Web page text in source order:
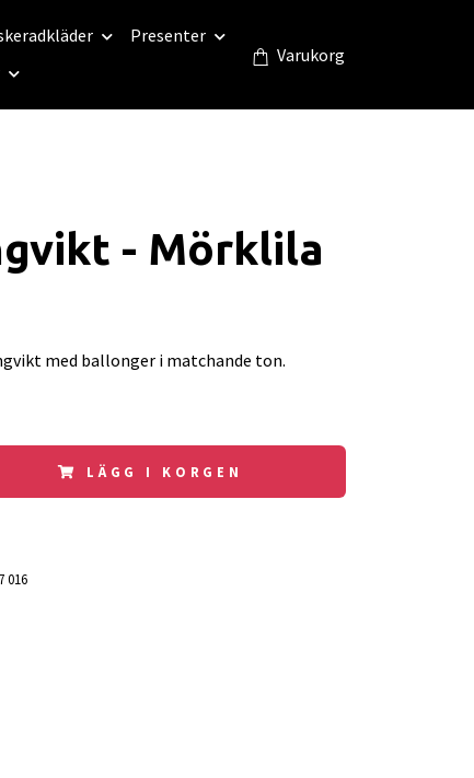
Presenter
Varukorg
- Mörklila
med ballonger i matchande ton.
LÄGG I KORGEN
016